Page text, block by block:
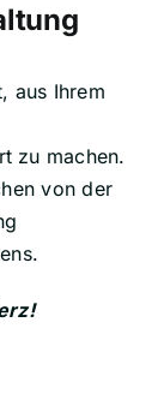
aus Ihrem
zu machen.
von der